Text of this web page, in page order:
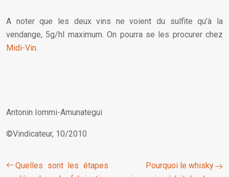
A noter que les deux vins ne voient du sulfite qu’à la
vendange, 5g/hl maximum. On pourra se les procurer chez
Midi-Vin.
Antonin Iommi-Amunategui
©Vindicateur, 10/2010
Quelles sont les étapes
Pourquoi le whisky